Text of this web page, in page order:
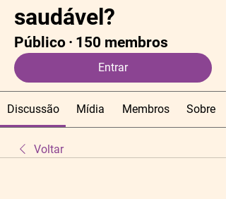
saudável?
Público · 150 membros
Entrar
Discussão Mídia Membros Sobre
Voltar